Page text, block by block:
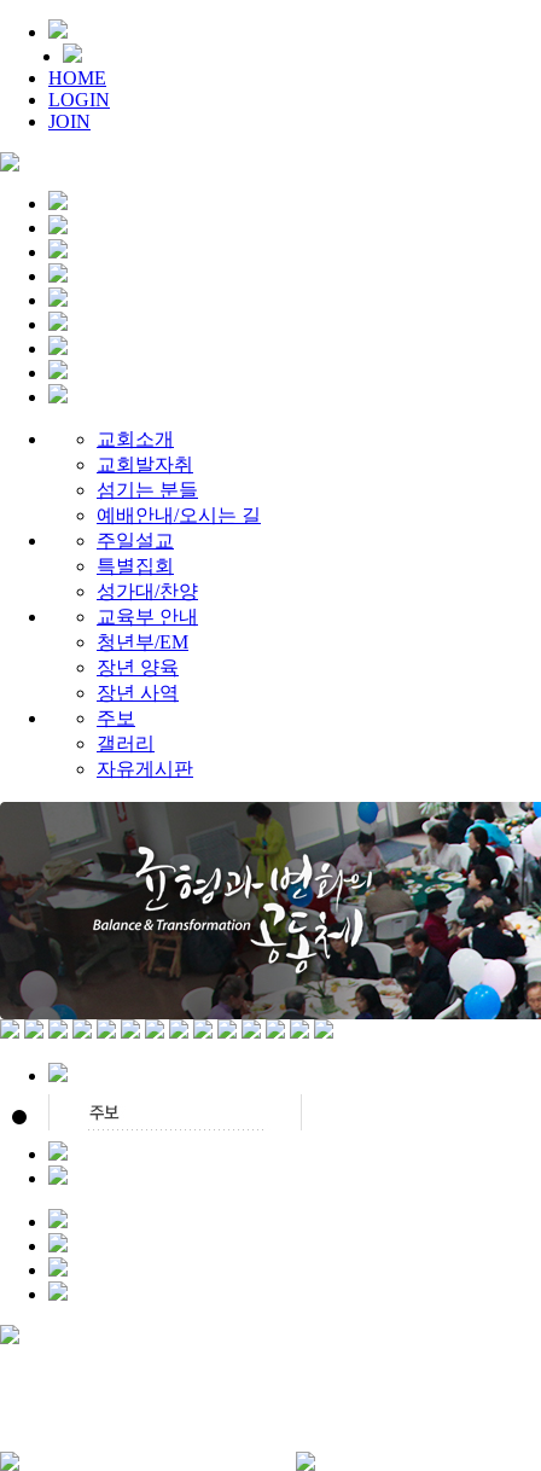
HOME
LOGIN
JOIN
교회소개
교회발자취
섬기는 분들
예배안내/오시는 길
주일설교
특별집회
성가대/찬양
교육부 안내
청년부/EM
장년 양육
장년 사역
주보
갤러리
자유게시판